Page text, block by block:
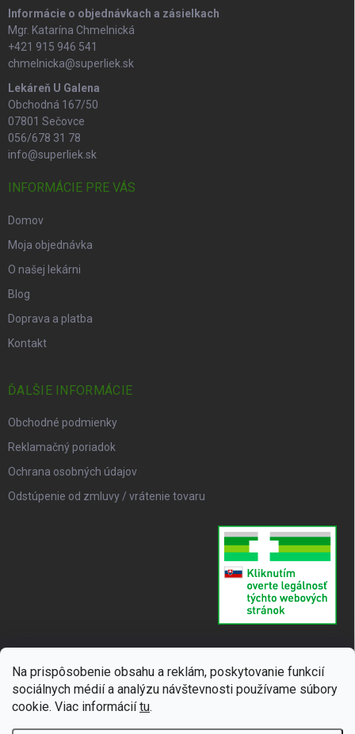
Na prispôsobenie obsahu a reklám, poskytovanie funkcií
sociálnych médií a analýzu návštevnosti používame súbory
cookie. Viac informáciítu.
Informácie o objednávkach a zásielkach
Mgr. Katarína Chmelnická
+421 915 946 541
chmelnicka@superliek.sk
Lekáreň U Galena
Obchodná 167/50
07801 Sečovce
056/678 31 78
info@superliek.sk
INFORMÁCIE PRE VÁS
Domov
Moja objednávka
O našej lekárni
Blog
Doprava a platba
Kontakt
ĎALŠIE INFORMÁCIE
Obchodné podmienky
Reklamačný poriadok
Ochrana osobných údajov
Odstúpenie od zmluvy / vrátenie tovaru